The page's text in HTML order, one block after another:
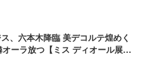
、六本木降臨 美デコルテ煌めく
オーラ放つ【ミス ディオール展覧